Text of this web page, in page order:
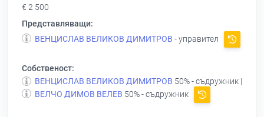
€ 2 500
Представляващи:
ВЕНЦИСЛАВ ВЕЛИКОВ ДИМИТРОВ - управител
Собственост:
ВЕНЦИСЛАВ ВЕЛИКОВ ДИМИТРОВ 50% - съдружник |
ВЕЛЧО ДИМОВ ВЕЛЕВ 50% - съдружник